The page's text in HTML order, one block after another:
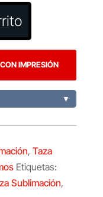
IMPRESIÓN
▼
, Taza
Etiquetas:
Sublimación,